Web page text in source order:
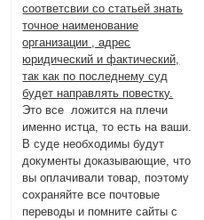
соответсвии со статьей знать
точное наименование
организации , адрес
юридический и фактический,
так как по последнему суд
будет направлять повестку.
Это все ложится на плечи
именно истца, то есть на ваши.
В суде необходимы будут
документы доказывающие, что
вы оплачивали товар, поэтому
сохраняйте все почтовые
переводы и помните сайты с